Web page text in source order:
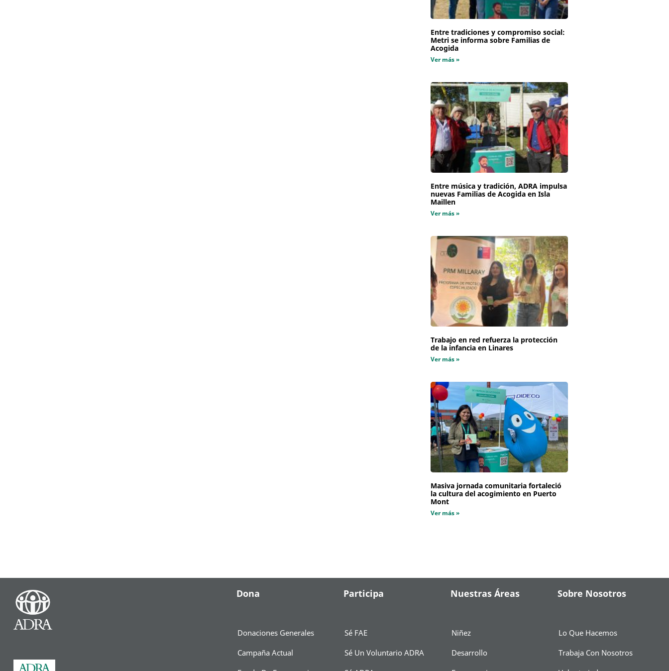
Entre tradiciones y compromiso social:
Metri se informa sobre Familias de
Acogida
Ver más »
Entre música y tradición, ADRA impulsa
nuevas Familias de Acogida en Isla
Maillen
Ver más »
Trabajo en red refuerza la protección
de la infancia en Linares
Ver más »
Masiva jornada comunitaria fortaleció
la cultura del acogimiento en Puerto
Mont
Ver más »
Dona
Donaciones Generales
Campaña Actual
Participa
Sé FAE
Sé Un Voluntario ADRA
Nuestras Áreas
Niñez
Desarrollo
Sobre Nosotros
Lo Que Hacemos
Trabaja Con Nosotros